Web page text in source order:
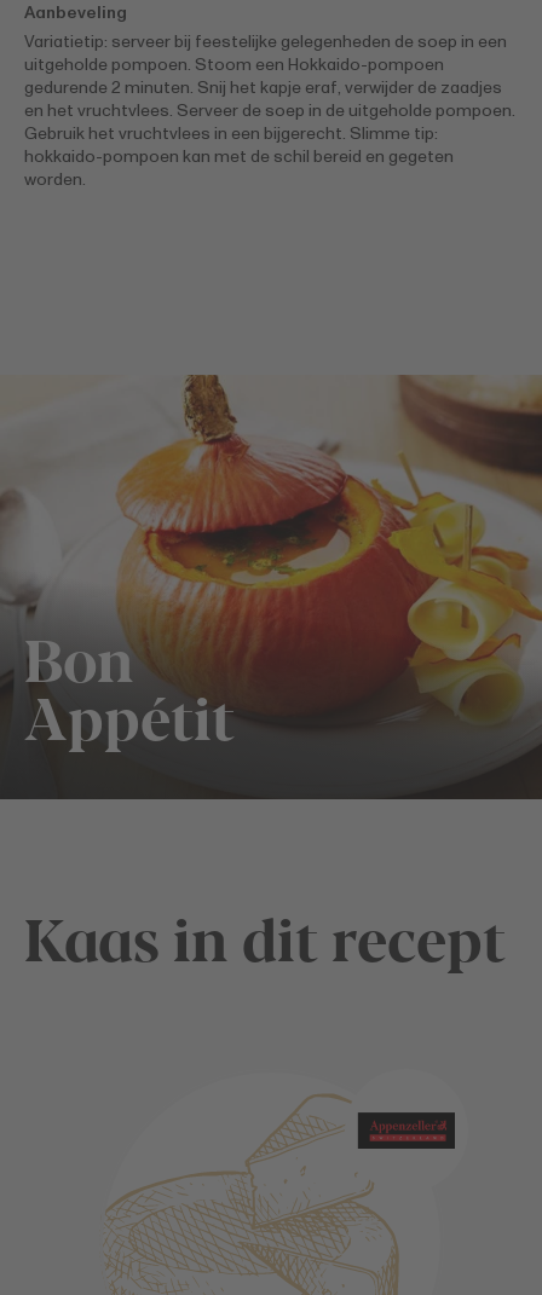
Aanbeveling
Variatietip: serveer bij feestelijke gelegenheden de soep in een
uitgeholde pompoen. Stoom een Hokkaido-pompoen
gedurende 2 minuten. Snij het kapje eraf, verwijder de zaadjes
en het vruchtvlees. Serveer de soep in de uitgeholde pompoen.
Gebruik het vruchtvlees in een bijgerecht. Slimme tip:
hokkaido-pompoen kan met de schil bereid en gegeten
worden.
Bon
Appétit
Kaas in dit recept